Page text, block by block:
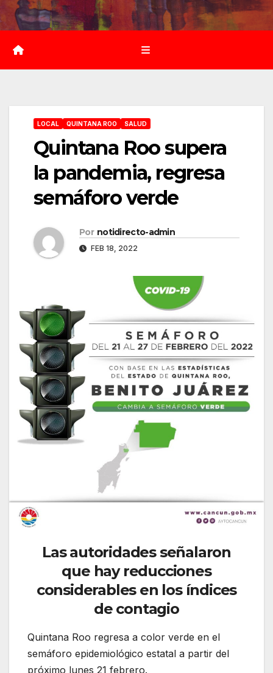
Saltar
al
contenido
LOCAL QUINTANA ROO SALUD
Quintana Roo supera
la pandemia, regresa
semáforo verde
Por notidirecto-admin
FEB 18, 2022
Las autoridades señalaron
que hay reducciones
considerables en los índices
de contagio
Quintana Roo regresa a color verde en el
semáforo epidemiológico estatal a partir del
próximo lunes 21 febrero.